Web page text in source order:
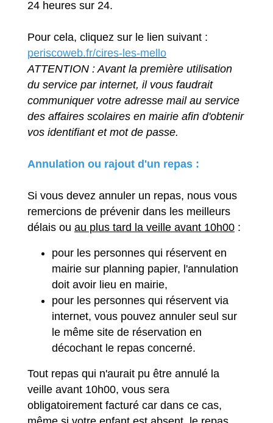
24 heures sur 24.
Pour cela, cliquez sur le lien suivant :
periscoweb.fr/cires-les-mello
ATTENTION : Avant la première utilisation
du service par internet, il vous faudrait
communiquer votre adresse mail au service
des affaires scolaires en mairie afin d'obtenir
vos identifiant et mot de passe.
Annulation ou rajout d'un repas :
Si vous devez annuler un repas, nous vous
remercions de prévenir dans les meilleurs
délais ou au plus tard la veille avant 10h00 :
pour les personnes qui réservent en
mairie sur planning papier, l'annulation
doit avoir lieu en mairie,
pour les personnes qui réservent via
internet, vous pouvez annuler seul sur
le même site de réservation en
décochant le repas concerné.
Tout repas qui n'aurait pu être annulé la
veille avant 10h00, vous sera
obligatoirement facturé car dans ce cas,